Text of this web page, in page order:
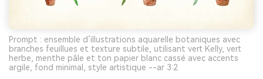
Prompt : ensemble d’illustrations aquarelle botaniques avec
branches feuillues et texture subtile, utilisant vert Kelly, vert
herbe, menthe pâle et ton papier blanc cassé avec accents
argile, fond minimal, style artistique --ar 3:2